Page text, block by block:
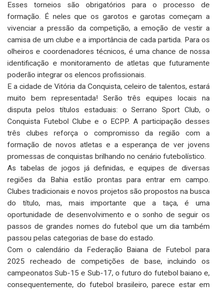
Esses torneios são obrigatórios para o processo de
formação. É neles que os garotos e garotas começam a
vivenciar a pressão da competição, a emoção de vestir a
camisa de um clube e a importância de cada partida. Para os
olheiros e coordenadores técnicos, é uma chance de nossa
identificação e monitoramento de atletas que futuramente
poderão integrar os elencos profissionais.
E a cidade de Vitória da Conquista, celeiro de talentos, estará
muito bem representada! Serão três equipes locais na
disputa pelos títulos estaduais: o Serrano Sport Club, o
Conquista Futebol Clube e o ECPP. A participação desses
três clubes reforça o compromisso da região com a
formação de novos atletas e a esperança de ver jovens
promessas de conquistas brilhando no cenário futebolístico.
As tabelas de jogos já definidas, e equipes de diversas
regiões da Bahia estão prontas para entrar em campo.
Clubes tradicionais e novos projetos são propostos na busca
do título, mas, mais importante que a taça, é uma
oportunidade de desenvolvimento e o sonho de seguir os
passos de grandes nomes do futebol que um dia também
passou pelas categorias de base do estado.
Com o calendário da Federação Baiana de Futebol para
2025 recheado de competições de base, incluindo os
campeonatos Sub-15 e Sub-17, o futuro do futebol baiano e,
consequentemente, do futebol brasileiro, parece estar em